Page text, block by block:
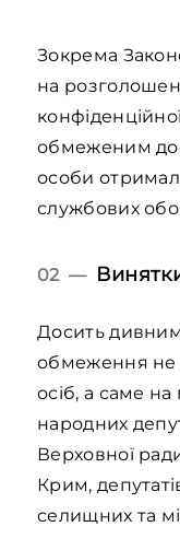
Зокрема
на
обмеженим
особи
службових
02 —
Досить
обмеження не
осіб, а саме
народних
Верховної
Крим,
селищних та